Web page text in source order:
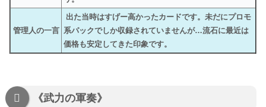
管理人の一言
出た当時はすげー高かったカードです。未だにプロモ
系パックでしか収録されていませんが…流石に最近は
価格も安定してきた印象です。
《武力の軍奏》